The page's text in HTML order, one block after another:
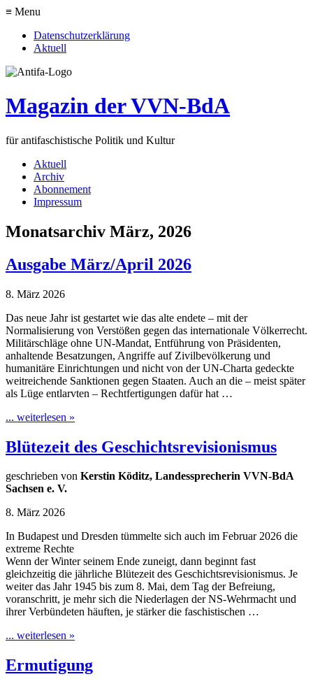
≡ Menu
Datenschutzerklärung
Aktuell
Magazin der VVN-BdA
für antifaschistische Politik und Kultur
Aktuell
Archiv
Abonnement
Impressum
Monatsarchiv März, 2026
Ausgabe März/April 2026
8. März 2026
Das neue Jahr ist gestartet wie das alte endete – mit der
Normalisierung von Verstößen gegen das internationale Völkerrecht.
Militärschläge ohne UN-Mandat, Entführung von Präsidenten,
anhaltende Besatzungen, Angriffe auf Zivilbevölkerung und
humanitäre Einrichtungen und nicht von der UN-Charta gedeckte
weitreichende Sanktionen gegen Staaten. Auch an die – meist später
als Lüge entlarvten – Rechtfertigungen dafür hat …
... weiterlesen »
Blütezeit des Geschichtsrevisionismus
geschrieben von Kerstin Köditz, Landessprecherin VVN-BdA
Sachsen e. V.
8. März 2026
In Budapest und Dresden tümmelte sich auch im Februar 2026 die
extreme Rechte
Wenn der Winter seinem Ende zuneigt, dann beginnt fast
gleichzeitig die jährliche Blütezeit des Geschichtsrevisionismus. Je
weiter das Jahr 1945 bis zum 8. Mai, dem Tag der Befreiung,
voranschritt, je mehr sich die Niederlagen der NS-Wehrmacht und
ihrer Verbündeten häuften, je stärker die faschistischen …
... weiterlesen »
Ermutigung